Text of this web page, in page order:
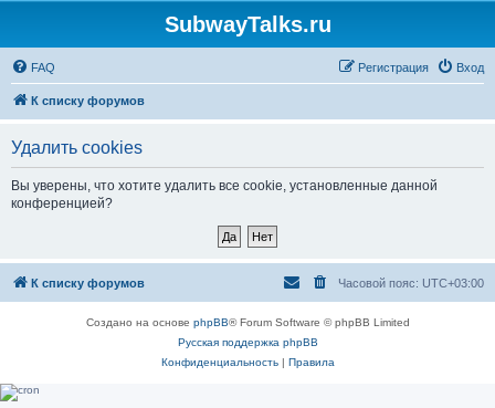
SubwayTalks.ru
FAQ Вход
Регистрация
К списку форумов
Удалить cookies
Вы уверены, что хотите удалить все cookie, установленные данной
конференцией?
К списку форумов Часовой пояс: UTC+03:00
Создано на основе phpBB® Forum Software © phpBB Limited
Русская поддержка phpBB
Конфиденциальность| Правила